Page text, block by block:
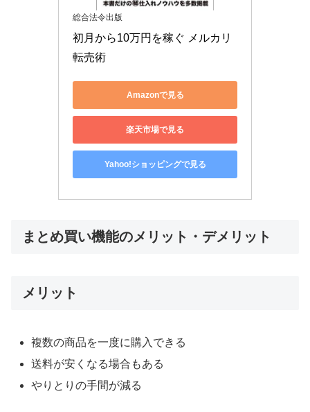
総合法令出版
初月から10万円を稼ぐ メルカリ
転売術
Amazonで見る
楽天市場で見る
Yahoo!ショッピングで見る
まとめ買い機能のメリット・デメリット
メリット
複数の商品を一度に購入できる
送料が安くなる場合もある
やりとりの手間が減る